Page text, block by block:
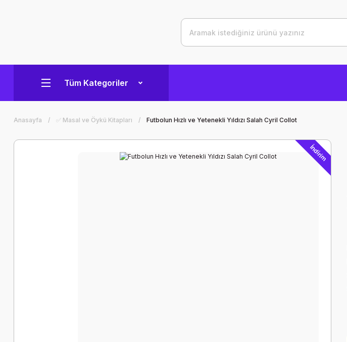
Tüm Kategoriler
Anasayfa ✅ Masal ve Öykü Kitapları Futbolun Hızlı ve Yetenekli Yıldızı Salah Cyril Collot
İndirim